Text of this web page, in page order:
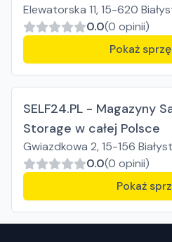
Elewatorska 11, 15-620
0.0(0 opinii)
Pokaż
SELF24.PL - Magazyny
Storage w całej Polsce
Gwiazdkowa 2, 15-156
0.0(0 opinii)
Pokaż